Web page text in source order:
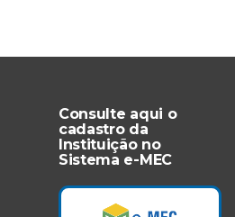
Consulte aqui o
cadastro da
Instituição no
Sistema e-MEC